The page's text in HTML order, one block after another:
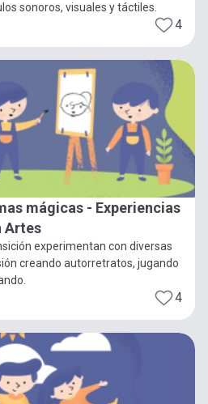
sonoros, visuales y táctiles.
4
mágicas - Experiencias
Artes
experimentan con diversas
creando autorretratos, jugando
4